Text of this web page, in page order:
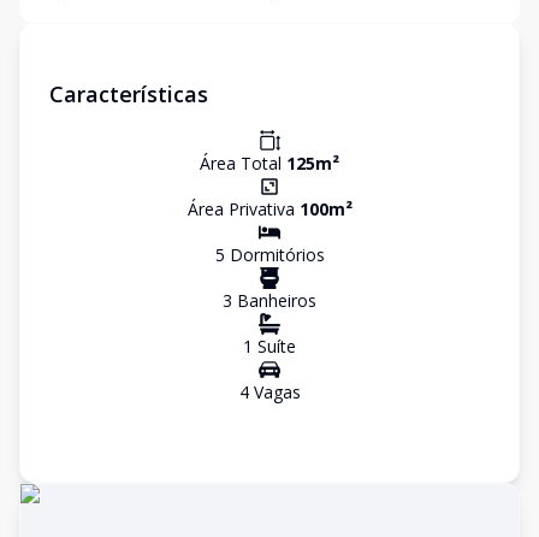
Características
Área Total 125m²
Área Privativa 100m²
5 Dormitórios
3 Banheiros
1 Suíte
4Vagas